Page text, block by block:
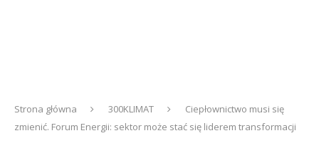
Strona główna 300KLIMAT
Ciepłownictwo musi się
zmienić. Forum Energii: sektor może stać się liderem transformacji